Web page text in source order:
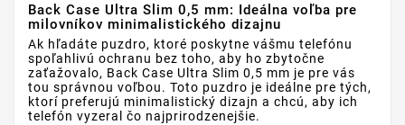
Back Case Ultra Slim 0,5 mm: Ideálna voľba pre
milovníkov minimalistického dizajnu
Ak hľadáte puzdro, ktoré poskytne vášmu telefónu
spoľahlivú ochranu bez toho, aby ho zbytočne
zaťažovalo, Back Case Ultra Slim 0,5 mm je pre vás
tou správnou voľbou. Toto puzdro je ideálne pre tých,
ktorí preferujú minimalistický dizajn a chcú, aby ich
telefón vyzeral čo najprirodzenejšie.